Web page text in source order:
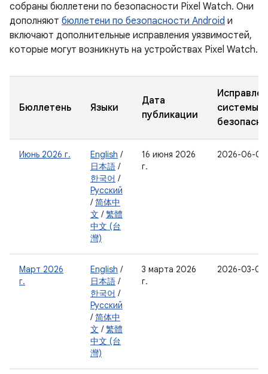
собраны бюллетени по безопасности Pixel Watch. Они
дополняют бюллетени по безопасности Android и
включают дополнительные исправления уязвимостей,
которые могут возникнуть на устройствах Pixel Watch.
Бюллетень Языки
Дата
публикации
системы
Июнь 2026 г. English /
日本語 /
한국어 /
Русский
/简体中
文 /繁體
中文 (台
灣)
16 июня 2026
г.
2026-06-05
Март 2026
г.
English /
日本語 /
한국어 /
Русский
/简体中
文 /繁體
中文 (台
灣)
3 марта 2026
г.
2026-03-05